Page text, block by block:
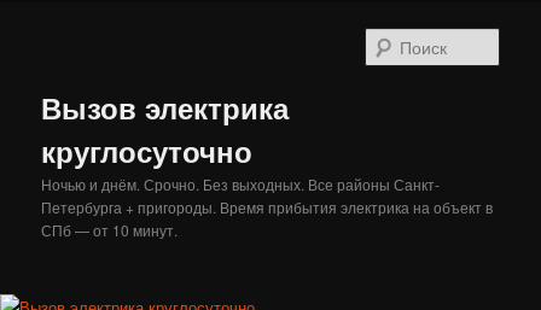
Вызов электрика
круглосуточно
Ночью и днём. Срочно. Без выходных. Все районы Санкт-
Петербурга + пригороды. Время прибытия электрика на объект в
СПб — от 10 минут.